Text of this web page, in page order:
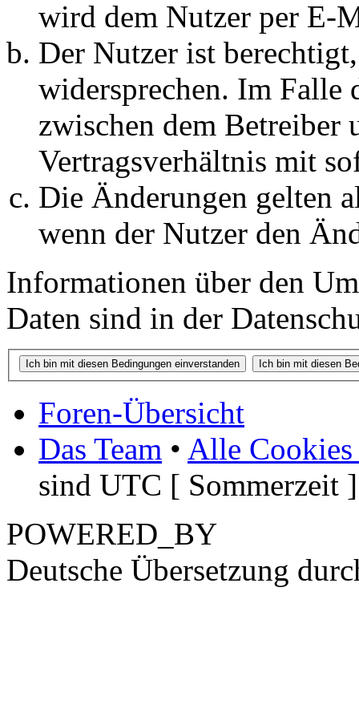
wird dem Nutzer per E-
Der Nutzer ist
widersprechen. Im Falle
zwischen dem Betreiber
Vertragsverhältnis mit
Die Änderungen gelten
wenn der Nutzer den
Informationen über den
Daten sind in der
Foren-Übersicht
Das Team • Alle Cookies
sind UTC [ Sommerzeit ]
POWERED_BY
Deutsche Übersetzung